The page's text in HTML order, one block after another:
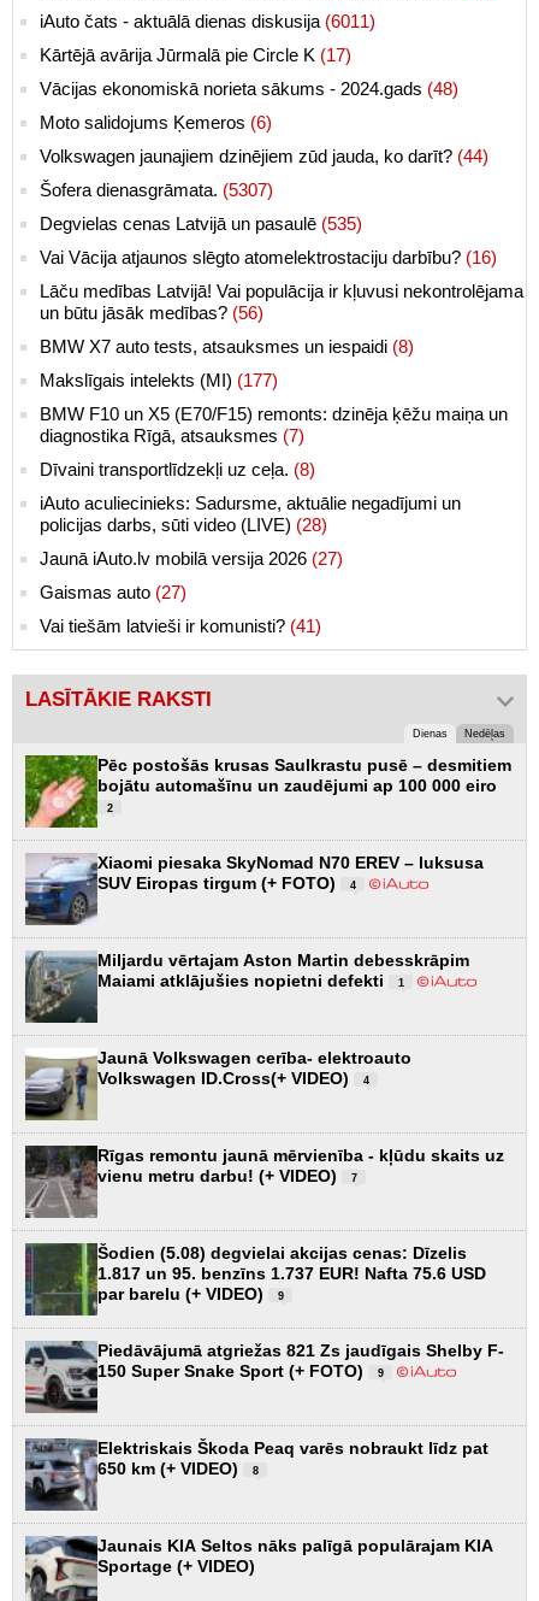
iAuto čats - aktuālā dienas diskusija (6011)
Kārtējā avārija Jūrmalā pie Circle K (17)
Vācijas ekonomiskā norieta sākums - 2024.gads (48)
Moto salidojums Ķemeros (6)
Volkswagen jaunajiem dzinējiem zūd jauda, ko darīt? (44)
Šofera dienasgrāmata. (5307)
Degvielas cenas Latvijā un pasaulē (535)
Vai Vācija atjaunos slēgto atomelektrostaciju darbību? (16)
Lāču medības Latvijā! Vai populācija ir kļuvusi nekontrolējama
un būtu jāsāk medības? (56)
BMW X7 auto tests, atsauksmes un iespaidi (8)
Makslīgais intelekts (MI) (177)
BMW F10 un X5 (E70/F15) remonts: dzinēja ķēžu maiņa un
diagnostika Rīgā, atsauksmes (7)
Dīvaini transportlīdzekļi uz ceļa. (8)
iAuto aculiecinieks: Sadursme, aktuālie negadījumi un
policijas darbs, sūti video (LIVE) (28)
Jaunā iAuto.lv mobilā versija 2026 (27)
Gaismas auto (27)
Vai tiešām latvieši ir komunisti? (41)
LASĪTĀKIE RAKSTI
Dienas Nedēļas
Pēc postošās krusas Saulkrastu pusē – desmitiem
bojātu automašīnu un zaudējumi ap 100 000 eiro
2
Xiaomi piesaka SkyNomad N70 EREV – luksusa
SUV Eiropas tirgum (+ FOTO)
4
Miljardu vērtajam Aston Martin debesskrāpim
Maiami atklājušies nopietni defekti
1
Jaunā Volkswagen cerība- elektroauto
Volkswagen ID.Cross(+ VIDEO)
4
Rīgas remontu jaunā mērvienība - kļūdu skaits uz
vienu metru darbu! (+ VIDEO)
7
Šodien (5.08) degvielai akcijas cenas: Dīzelis
1.817 un 95. benzīns 1.737 EUR! Nafta 75.6 USD
par barelu (+ VIDEO)
9
Piedāvājumā atgriežas 821 Zs jaudīgais Shelby F-
150 Super Snake Sport (+ FOTO)
9
Elektriskais Škoda Peaq varēs nobraukt līdz pat
650 km (+ VIDEO)
8
Jaunais KIA Seltos nāks palīgā populārajam KIA
Sportage (+ VIDEO)